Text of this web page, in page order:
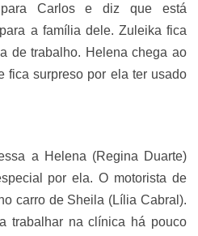
Carlos e diz que está
a família dele. Zuleika fica
de trabalho. Helena chega ao
fica surpreso por ela ter usado
a Helena (Regina Duarte)
por ela. O motorista de
carro de Sheila (Lília Cabral).
trabalhar na clínica há pouco